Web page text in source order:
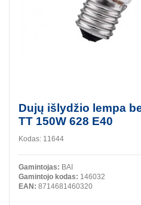
Dujų išlydžio lempa
TT 150W 628 E40
Kodas: 11644
Gamintojas: BAI
Gamintojo kodas: 146032
EAN: 8714681460320